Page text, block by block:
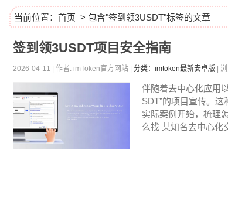
当前位置： 首页 > 包含"签到领3USDT"标签的文章
签到领3USDT项目安全指南
2026-04-11 | 作者: imToken官方网站 | 分类：imtoken最新安卓版 |
伴随着去中心化应用
SDT”的项目宣传。
实际案例开始，梳理
么找 某知名去中心化